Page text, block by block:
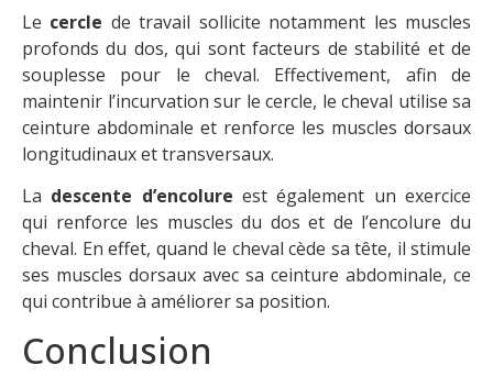
Le cercle de travail sollicite notamment les muscles
profonds du dos, qui sont facteurs de stabilité et de
souplesse pour le cheval. Effectivement, afin de
maintenir l’incurvation sur le cercle, le cheval utilise sa
ceinture abdominale et renforce les muscles dorsaux
longitudinaux et transversaux.
La descente d’encolure est également un exercice
qui renforce les muscles du dos et de l’encolure du
cheval. En effet, quand le cheval cède sa tête, il stimule
ses muscles dorsaux avec sa ceinture abdominale, ce
qui contribue à améliorer sa position.
Conclusion